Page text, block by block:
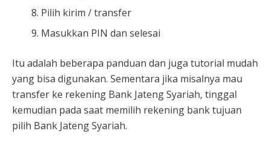
Pilih kirim / transfer
Masukkan PIN dan selesai
Itu adalah beberapa panduan dan juga tutorial mudah
yang bisa digunakan. Sementara jika misalnya mau
transfer ke rekening Bank Jateng Syariah, tinggal
kemudian pada saat memilih rekening bank tujuan
pilih Bank Jateng Syariah.